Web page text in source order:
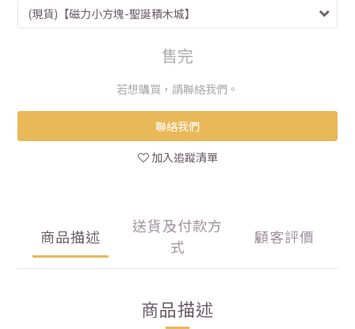
售完
若想購買，請聯絡我們。
聯絡我們
加入追蹤清單
商品描述
送貨及付款方
式
顧客評價
商品描述